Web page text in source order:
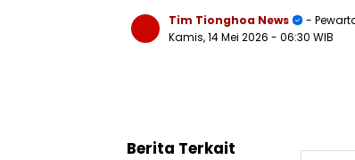
Tim Tionghoa News
-
Kamis, 14 Mei 2026 - 06:30 WIB
Berita Terkait